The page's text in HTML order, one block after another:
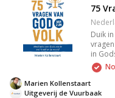
75
Duik
in
Gods
Uitgeverij de Vuurbaak
Marien Kollenstaart